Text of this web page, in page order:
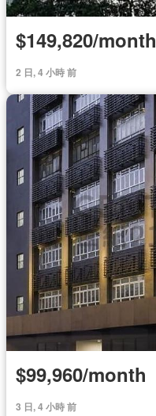
$149,820/month
2 日, 4 小時 前
$99,960/month
3 日, 4 小時 前